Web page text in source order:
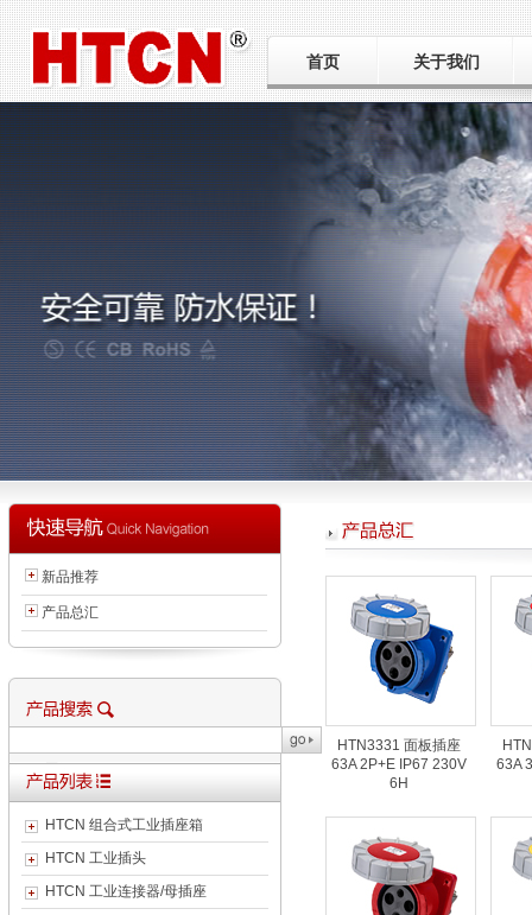
首页 关于我们
公司简介
工厂巡礼
新品推荐
产品总汇
HTCN 组合式工业插座箱
HTCN 工业插头
HTCN 工业连接器/母插座
HTN3331 面板插座
63A 2P+E IP67 230V
6H
63A